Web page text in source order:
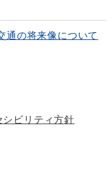
通の将来像について
シビリティ方針